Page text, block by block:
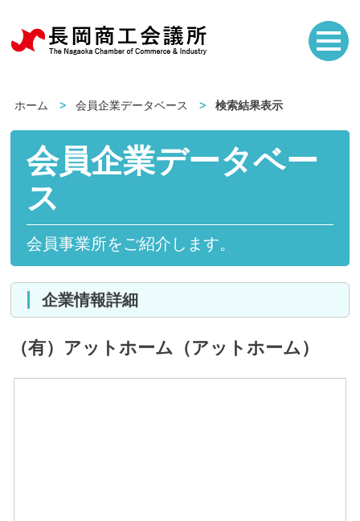
ホーム 会員企業データベース 検索結果表示
会員企業データベー
ス
会員事業所をご紹介します。
企業情報詳細
（有）アットホーム（アットホーム）